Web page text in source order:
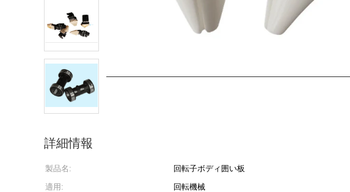
詳細情報
製品名: 回転子ボディ囲い板
適用:
回転機械